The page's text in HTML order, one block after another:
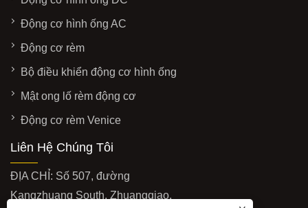
Động cơ hình ống AC
Động cơ rèm
Bộ điều khiển động cơ hình ống
Mật ong lố rèm động cơ
Động cơ rèm Venice
Liên Hệ Chúng Tôi
ĐỊA CHỈ: Số 507, đường
Kangzhuang South, Zhuangqiao,